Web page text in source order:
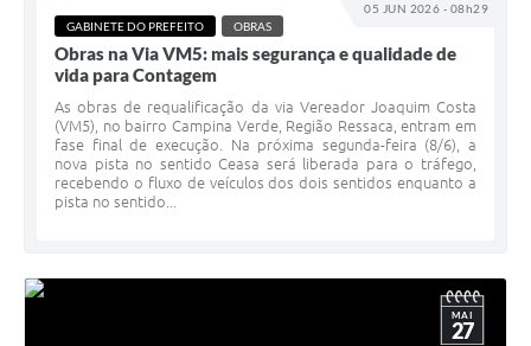
05 JUN 2026 - 08h29
GABINETE DO PREFEITO OBRAS
Obras na Via VM5: mais segurança e qualidade de
vida para Contagem
As obras de requalificação da via Vereador Joaquim Costa
(VM5), no bairro Campina Verde, Região Ressaca, entram em
fase final de execução. Na próxima segunda-feira (8/6), a
nova pista no sentido Ceasa será liberada para o tráfego,
recebendo o fluxo de veículos dos dois sentidos enquanto a
pista no sentido...
MAI
27